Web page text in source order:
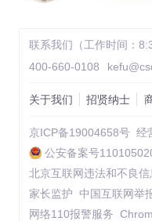
联系我们（工作时间：
400-660-0108
关于我们 招贤纳士
京ICP备19004658号 经
公安备案号
北京互联网违法和不良
家长监护
中国互联网举
网络110报警服务